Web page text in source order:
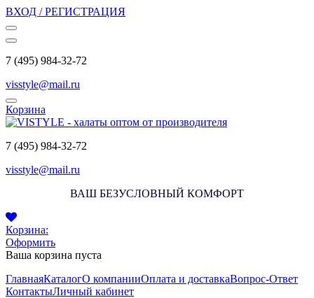
ВХОД / РЕГИСТРАЦИЯ
7 (495) 984-32-72
visstyle@mail.ru
Корзина
7 (495) 984-32-72
visstyle@mail.ru
ВАШ БЕЗУСЛОВНЫЙ КОМФОРТ
Корзина:
Оформить
Ваша корзина пуста
ГлавнаяКаталогО компанииОплата и доставкаВопрос-Ответ
КонтактыЛичный кабинет